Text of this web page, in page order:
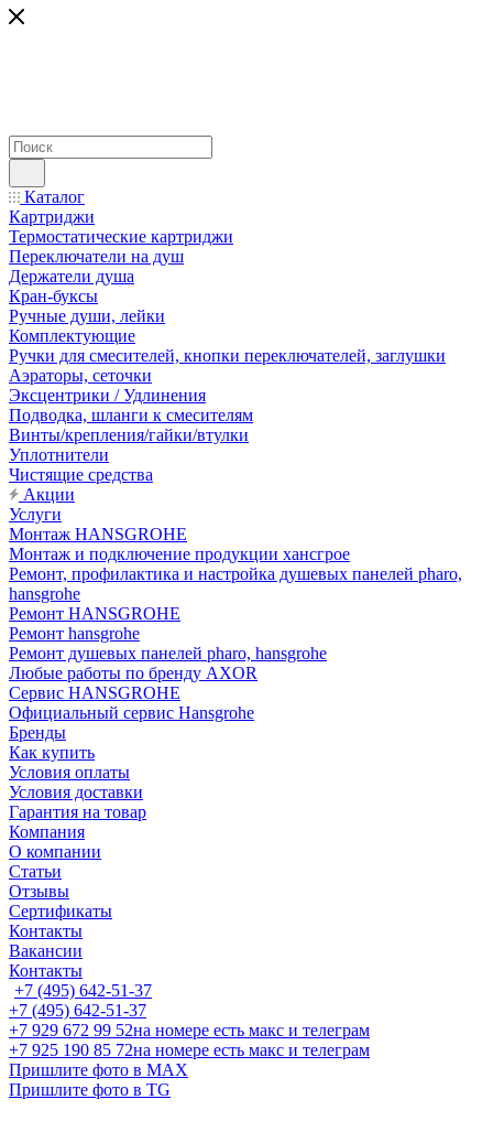
Каталог
Картриджи
Термостатические картриджи
Переключатели на душ
Держатели душа
Кран-буксы
Ручные души, лейки
Комплектующие
Ручки для смесителей, кнопки переключателей, заглушки
Аэраторы, сеточки
Эксцентрики / Удлинения
Подводка, шланги к смесителям
Винты/крепления/гайки/втулки
Уплотнители
Чистящие средства
Акции
Услуги
Монтаж HANSGROHE
Монтаж и подключение продукции хансгрое
Ремонт, профилактика и настройка душевых панелей pharo,
hansgrohe
Ремонт HANSGROHE
Ремонт hansgrohe
Ремонт душевых панелей pharo, hansgrohe
Любые работы по бренду AXOR
Сервис HANSGROHE
Официальный сервис Hansgrohe
Бренды
Как купить
Условия оплаты
Условия доставки
Гарантия на товар
Компания
О компании
Статьи
Отзывы
Сертификаты
Контакты
Вакансии
Контакты
+7 (495) 642-51-37
+7 (495) 642-51-37
+7 929 672 99 52на номере есть макс и телеграм
+7 925 190 85 72на номере есть макс и телеграм
Пришлите фото в MAX
Пришлите фото в TG